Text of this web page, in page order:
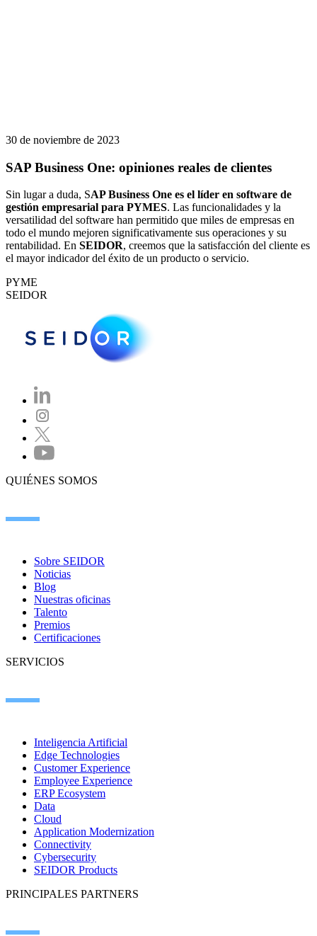
30 de noviembre de 2023
SAP Business One: opiniones reales de clientes
Sin lugar a duda, SAP Business One es el líder en software de
gestión empresarial para PYMES. Las funcionalidades y la
versatilidad del software han permitido que miles de empresas en
todo el mundo mejoren significativamente sus operaciones y su
rentabilidad. En SEIDOR, creemos que la satisfacción del cliente es
el mayor indicador del éxito de un producto o servicio.
PYME
SEIDOR
QUIÉNES SOMOS
Sobre SEIDOR
Noticias
Blog
Nuestras oficinas
Talento
Premios
Certificaciones
SERVICIOS
Inteligencia Artificial
Edge Technologies
Customer Experience
Employee Experience
ERP Ecosystem
Data
Cloud
Application Modernization
Connectivity
Cybersecurity
SEIDOR Products
PRINCIPALES PARTNERS